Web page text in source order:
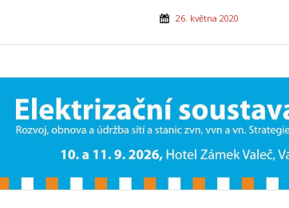
26. května 2020